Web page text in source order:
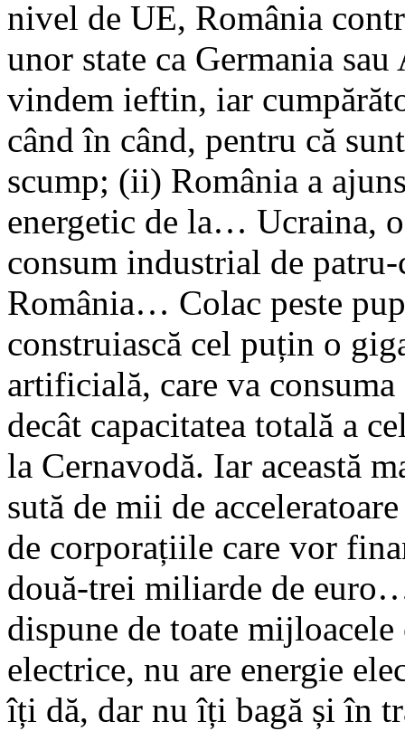
nivel de UE, România
unor state ca Germania
vindem ieftin, iar
când în când, pentru că
scump; (ii) România a
energetic de la… Ucraina,
consum industrial de
România… Colac peste
construiască cel puțin o
artificială, care va
decât capacitatea totală a
la Cernavodă. Iar această
sută de mii de
de corporațiile care vor
două-trei miliarde de
dispune de toate
electrice, nu are energie
îți dă, dar nu îți bagă și în